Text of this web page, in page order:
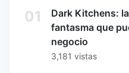
01
Dark Kitchens:
fantasma que
negocio
3,181 vistas